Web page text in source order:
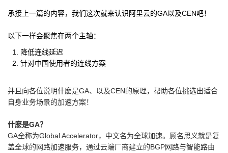
承接上一篇的内容，我们这次就来认识阿里云的GA以及CEN吧！
以下一样会聚焦在两个主轴：
降低连线延迟
针对中国使用者的连线方案
并且向各位说明什麽是GA、以及CEN的原理，帮助各位挑选出适合
自身业务场景的加速方案！
什麽是GA？
GA全称为Global Accelerator，中文名为全球加速。顾名思义就是复
盖全球的网路加速服务，通过云端厂商建立的BGP网路与智能路由